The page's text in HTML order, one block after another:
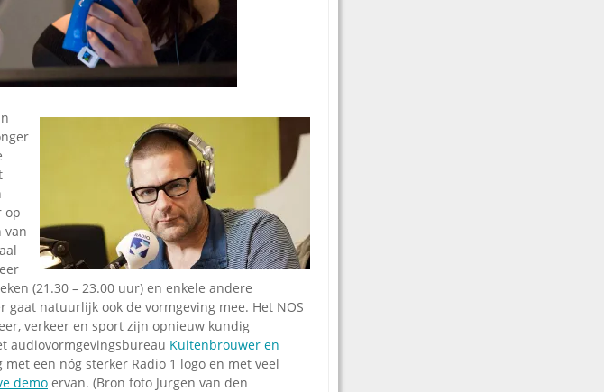
Klaas
op
van
(21.30 – 23.00 uur) en enkele andere
natuurlijk ook de vormgeving mee. Het NOS
verkeer en sport zijn opnieuw kundig
audiovormgevingsbureau Kuitenbrouwer en
een nóg sterker Radio 1 logo en met veel
demo ervan. (Bron foto Jurgen van den